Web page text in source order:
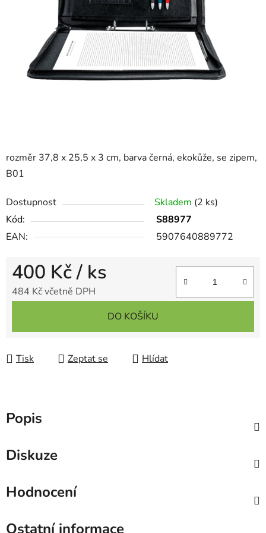
rozměr 37,8 x 25,5 x 3 cm, barva černá, ekokůže, se zipem,
B01
Dostupnost Skladem (2 ks)
Kód:
S88977
EAN:
5907640889772
400 Kč/ ks
484 Kč včetně DPH
DO KOŠÍKU
Tisk Zeptat se Hlídat
Popis
Diskuze
Hodnocení
Ostatní informace